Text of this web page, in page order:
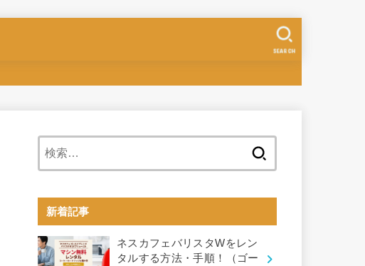
SEARCH
新着記事
ネスカフェバリスタWをレン
タルする方法・手順！（ゴー